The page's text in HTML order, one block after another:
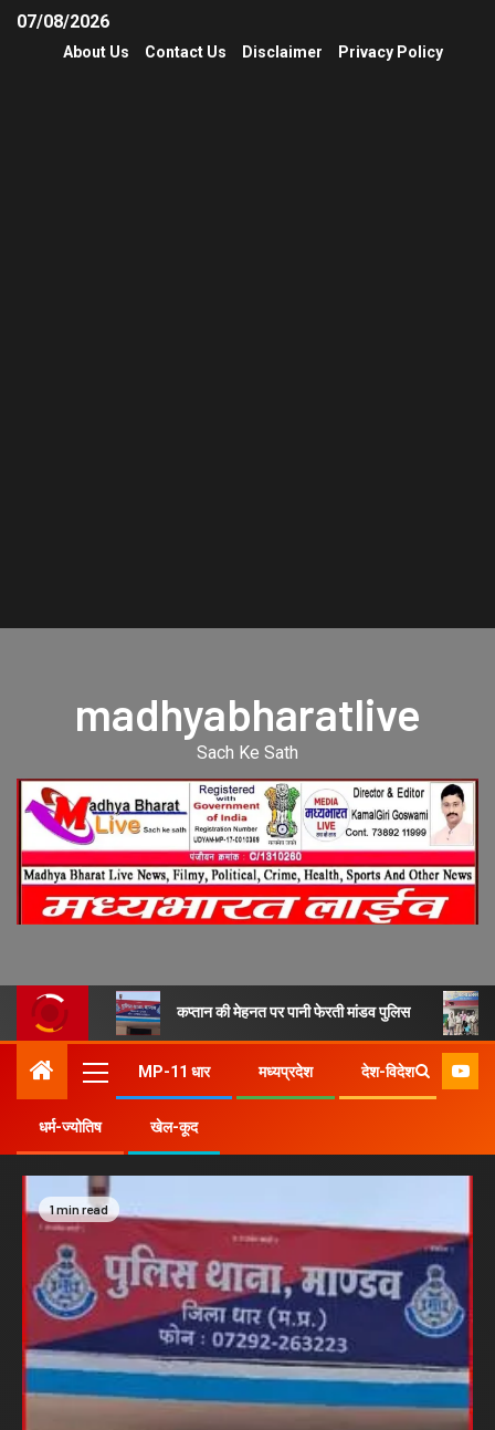
07/08/2026
About Us Contact Us Disclaimer Privacy Policy
madhyabharatlive
Sach Ke Sath
कप्तान की मेहनत पर पानी फेरती मांडव पुलिस
MP-11 धार मध्यप्रदेश देश-विदेश
धर्म-ज्योतिष खेल-कूद
" माँ की गोद पिता का आशय मेरा मध्यप्रदेश "
1 min read